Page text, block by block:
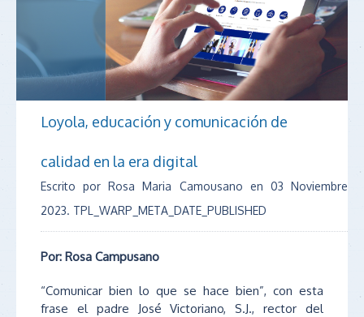
Loyola, educación y comunicación de
calidad en la era digital
Escrito por Rosa Maria Camousano en 03 Noviembre
2023. TPL_WARP_META_DATE_PUBLISHED
Por: Rosa Campusano
“Comunicar bien lo que se hace bien”, con esta
frase el padre José Victoriano, S.J., rector del